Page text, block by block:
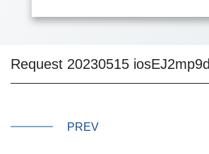
Request 20230515 iosEJ2mp9d
PREV